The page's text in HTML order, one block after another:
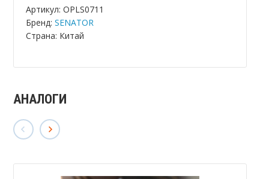
Артикул: OPLS0711
Бренд:SENATOR
Страна: Китай
АНАЛОГИ